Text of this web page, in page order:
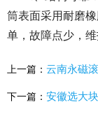
筒表面采用耐磨
单，故障点少，维
上一篇： 云南永磁
下一篇： 安徽选大